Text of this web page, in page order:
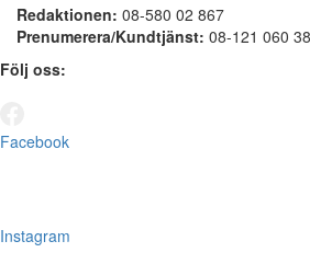
Redaktionen: 08-580 02 867
Prenumerera/Kundtjänst: 08-121 060 38
Följ oss:
Facebook
Instagram